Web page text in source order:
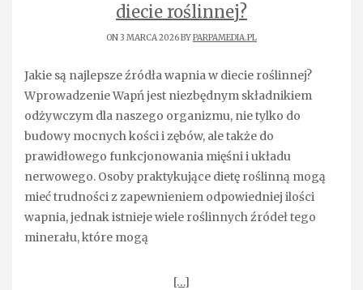
diecie roślinnej?
ON 3 MARCA 2026 BYPARPAMEDIA.PL
Jakie są najlepsze źródła wapnia w diecie roślinnej?
Wprowadzenie Wapń jest niezbędnym składnikiem
odżywczym dla naszego organizmu, nie tylko do
budowy mocnych kości i zębów, ale także do
prawidłowego funkcjonowania mięśni i układu
nerwowego. Osoby praktykujące dietę roślinną mogą
mieć trudności z zapewnieniem odpowiedniej ilości
wapnia, jednak istnieje wiele roślinnych źródeł tego
minerału, które mogą
[…]